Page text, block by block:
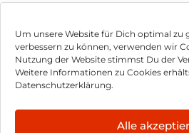
Um unsere Website für Dich optimal zu
verbessern zu können, verwenden wir
Nutzung der Website stimmst Du der
Weitere Informationen zu Cookies
Datenschutzerklärung.
Alle
Impressum